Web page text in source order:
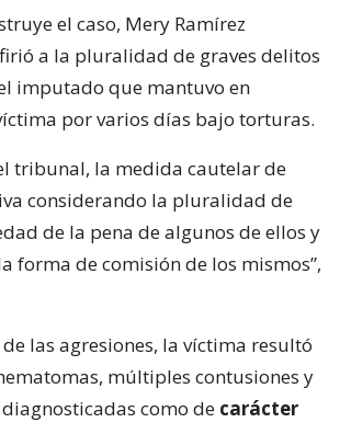
el caso, Mery Ramírez
a la pluralidad de graves delitos
imputado que mantuvo en
por varios días bajo torturas.
tribunal, la medida cautelar de
considerando la pluralidad de
de la pena de algunos de ellos y
forma de comisión de los mismos”,
las agresiones, la víctima resultó
múltiples contusiones y
como de carácter